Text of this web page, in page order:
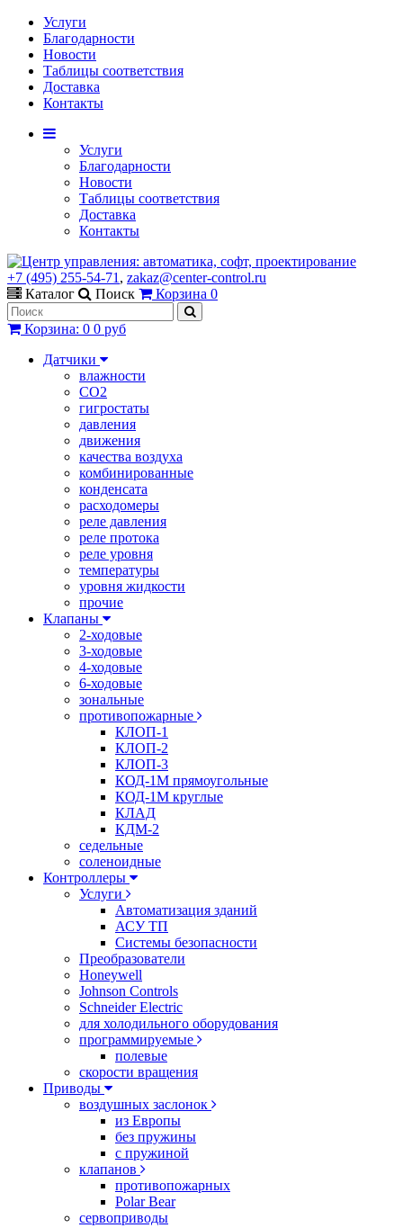
Услуги
Благодарности
Новости
Таблицы соответствия
Доставка
Контакты
Услуги
Благодарности
Новости
Таблицы соответствия
Доставка
Контакты
+7 (495) 255-54-71 , zakaz@center-control.ru
Каталог
Поиск Корзина 0
Корзина: 0 0 руб
Датчики
влажности
CO2
гигростаты
давления
движения
качества воздуха
комбинированные
конденсата
расходомеры
реле давления
реле протока
реле уровня
температуры
уровня жидкости
прочие
Клапаны
2-ходовые
3-ходовые
4-ходовые
6-ходовые
зональные
противопожарные
КЛОП-1
КЛОП-2
КЛОП-3
КОД-1М прямоугольные
КОД-1М круглые
КЛАД
КДМ-2
седельные
соленоидные
Контроллеры
Услуги
Автоматизация зданий
АСУ ТП
Системы безопасности
Преобразователи
Honeywell
Johnson Controls
Schneider Electric
для холодильного оборудования
программируемые
полевые
скорости вращения
Приводы
воздушных заслонок
из Европы
без пружины
с пружиной
клапанов
противопожарных
Polar Bear
сервоприводы